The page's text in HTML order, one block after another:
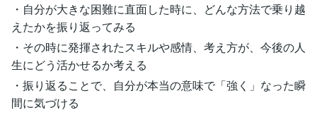
・自分が大きな困難に直面した時に、どんな方法で乗り越
えたかを振り返ってみる
・その時に発揮されたスキルや感情、考え方が、今後の人
生にどう活かせるか考える
・振り返ることで、自分が本当の意味で「強く」なった瞬
間に気づける